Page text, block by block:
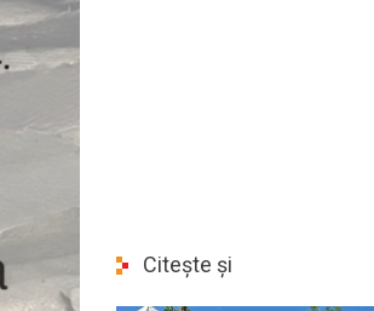
Citește și